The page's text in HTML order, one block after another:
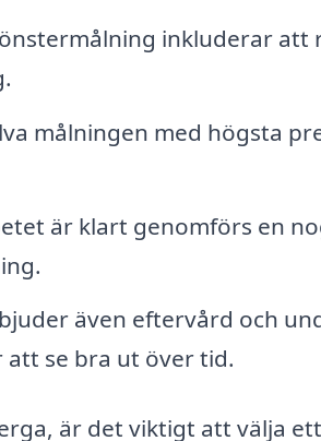
inkluderar
målningen med högsta
är klart genomförs en
även eftervård och
se bra ut över tid.
är det viktigt att välja